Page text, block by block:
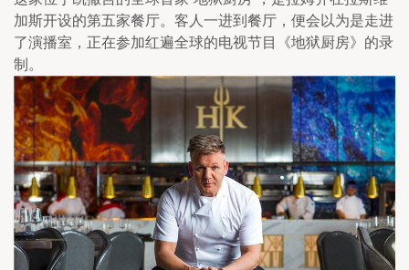
加斯开设的第五家餐厅。客人一进到餐厅，便会以为是走进
了演播室，正在参加红遍全球的电视节目《地狱厨房》的录
制。